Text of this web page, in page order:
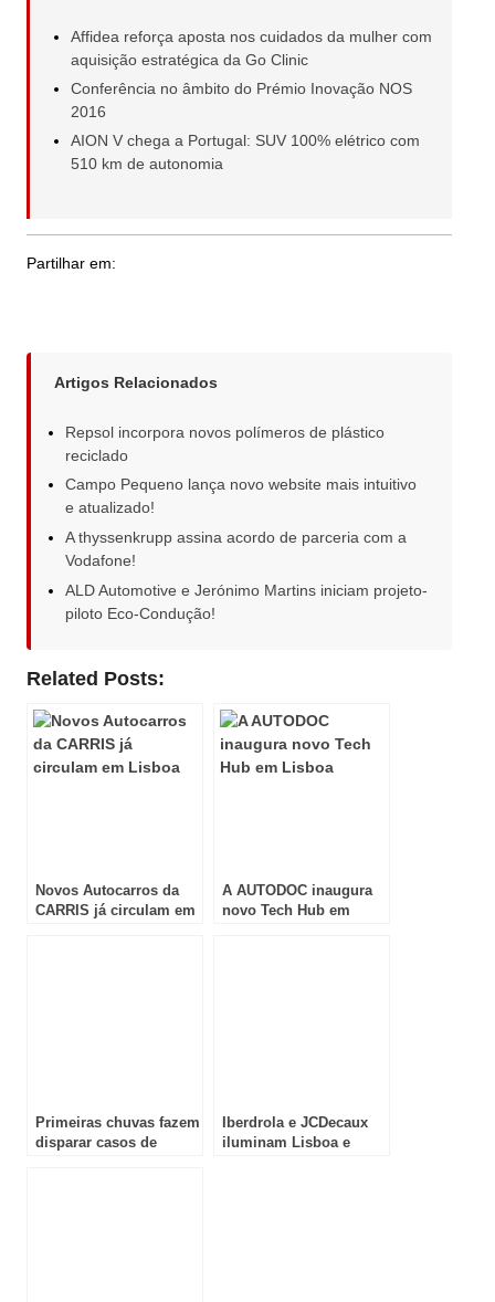
Affidea reforça aposta nos cuidados da mulher com
aquisição estratégica da Go Clinic
Conferência no âmbito do Prémio Inovação NOS
2016
AION V chega a Portugal: SUV 100% elétrico com
510 km de autonomia
Partilhar em:
Artigos Relacionados
Repsol incorpora novos polímeros de plástico
reciclado
Campo Pequeno lança novo website mais intuitivo
e atualizado!
A thyssenkrupp assina acordo de parceria com a
Vodafone!
ALD Automotive e Jerónimo Martins iniciam projeto-
piloto Eco-Condução!
Related Posts:
Novos Autocarros da
CARRIS já circulam em
A AUTODOC inaugura
novo Tech Hub em
Primeiras chuvas fazem
disparar casos de
Iberdrola e JCDecaux
iluminam Lisboa e